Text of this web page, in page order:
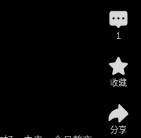
1
收藏
分享